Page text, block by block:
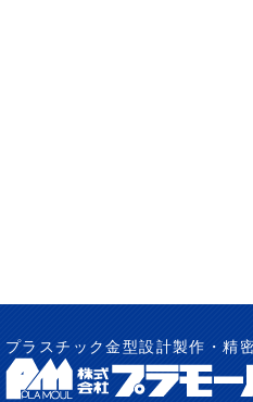
プラスチック金型設計製作・精